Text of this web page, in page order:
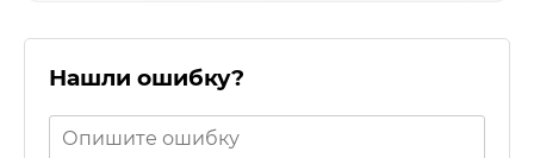
Нашли ошибку?